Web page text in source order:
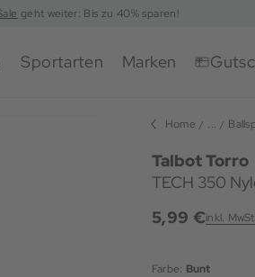
geht weiter: Bis zu 40% sparen!
Sportarten Marken
Home ...
Talbot Torro
TECH 350
5,99 €inkl.
Farbe: Bunt